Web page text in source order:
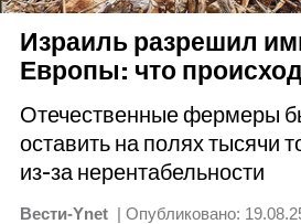
Израиль разрешил
Европы: что
Отечественные фермеры
оставить на полях тысячи
из-за нерентабельности
Вести-Ynet | Опубликовано: